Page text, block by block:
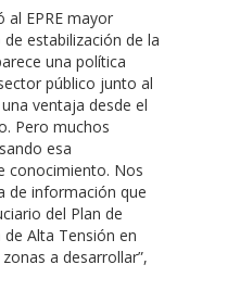
al EPRE mayor
estabilización de la
una política
público junto al
ventaja desde el
Pero muchos
esa
conocimiento. Nos
de información que
del Plan de
Alta Tensión en
a desarrollar”,